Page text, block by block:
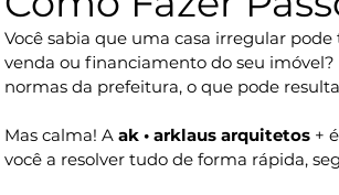
Você sabia que uma casa irregular pode
venda ou financiamento do seu
normas da prefeitura, o que pode
Mas calma! A ak • arklaus arquitetos +
você a resolver tudo de forma rápida,